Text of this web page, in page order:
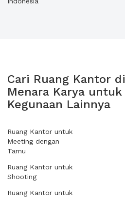
Cari Ruang Kantor di
Menara Karya untuk
Kegunaan Lainnya
Ruang Kantor untuk
Meeting dengan
Tamu
Ruang Kantor untuk
Shooting
Ruang Kantor untuk